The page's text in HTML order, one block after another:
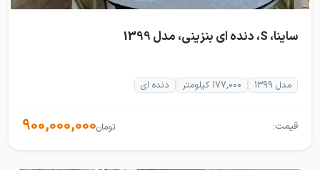
ساینا، S، دنده ای بنزینی، مدل 1399
مدل 1399 177,000 کیلومتر دنده ای
قیمت: 900,000,000تومان